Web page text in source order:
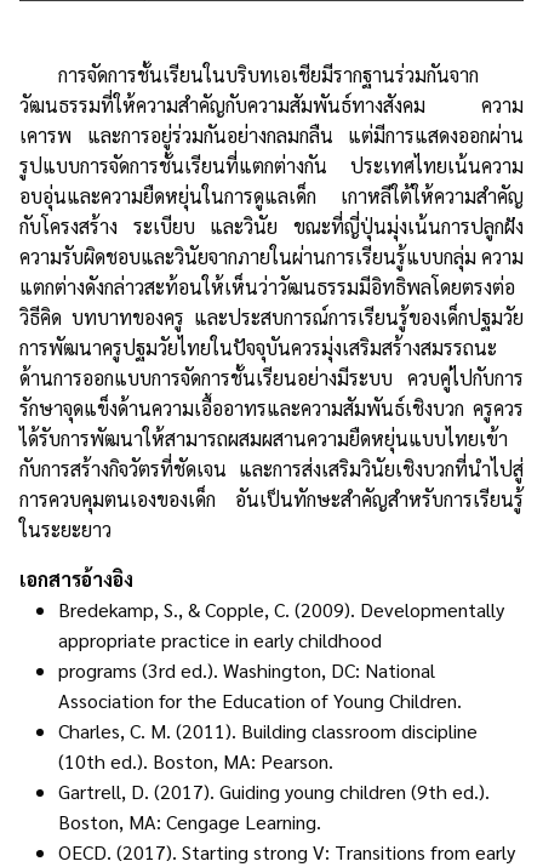
การจัดการชั้นเรียนในบริบทเอเชียมีรากฐานร่วมกันจาก
วัฒนธรรมที่ให้ความสำคัญกับความสัมพันธ์ทางสังคม ความ
เคารพ และการอยู่ร่วมกันอย่างกลมกลืน แต่มีการแสดงออกผ่าน
รูปแบบการจัดการชั้นเรียนที่แตกต่างกัน ประเทศไทยเน้นความ
อบอุ่นและความยืดหยุ่นในการดูแลเด็ก เกาหลีใต้ให้ความสำคัญ
กับโครงสร้าง ระเบียบ และวินัย ขณะที่ญี่ปุ่นมุ่งเน้นการปลูกฝัง
ความรับผิดชอบและวินัยจากภายในผ่านการเรียนรู้แบบกลุ่ม ความ
แตกต่างดังกล่าวสะท้อนให้เห็นว่าวัฒนธรรมมีอิทธิพลโดยตรงต่อ
วิธีคิด บทบาทของครู และประสบการณ์การเรียนรู้ของเด็กปฐมวัย
การพัฒนาครูปฐมวัยไทยในปัจจุบันควรมุ่งเสริมสร้างสมรรถนะ
ด้านการออกแบบการจัดการชั้นเรียนอย่างมีระบบ ควบคู่ไปกับการ
รักษาจุดแข็งด้านความเอื้ออาทรและความสัมพันธ์เชิงบวก ครูควร
ได้รับการพัฒนาให้สามารถผสมผสานความยืดหยุ่นแบบไทยเข้า
กับการสร้างกิจวัตรที่ชัดเจน และการส่งเสริมวินัยเชิงบวกที่นำไปสู่
การควบคุมตนเองของเด็ก อันเป็นทักษะสำคัญสำหรับการเรียนรู้
ในระยะยาว
เอกสารอ้างอิง
Bredekamp, S., & Copple, C. (2009). Developmentally
appropriate practice in early childhood
programs (3rd ed.). Washington, DC: National
Association for the Education of Young Children.
Charles, C. M. (2011). Building classroom discipline
(10th ed.). Boston, MA: Pearson.
Gartrell, D. (2017). Guiding young children (9th ed.).
Boston, MA: Cengage Learning.
OECD. (2017). Starting strong V: Transitions from early